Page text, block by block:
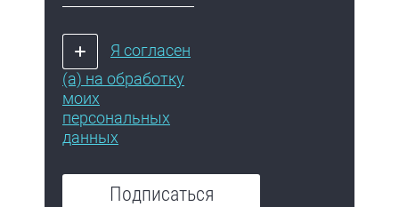
Я согласен
(а) на обработку
моих
персональных
данных
Подписаться